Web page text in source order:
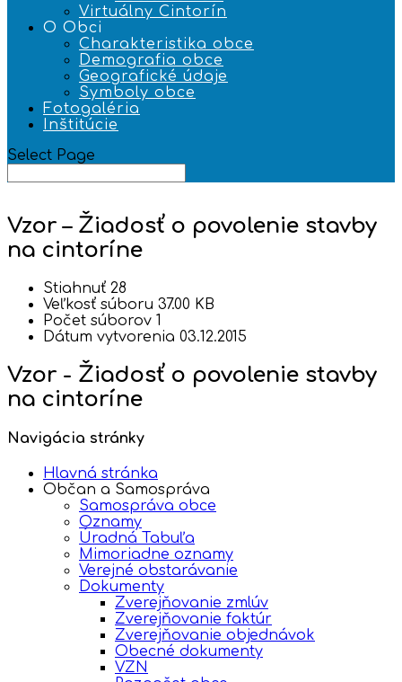
Virtuálny Cintorín
O Obci
Charakteristika obce
Demografia obce
Geografické údaje
Symboly obce
Fotogaléria
Inštitúcie
Select Page
Vzor – Žiadosť o povolenie stavby
na cintoríne
Stiahnuť 28
Veľkosť súboru 37.00 KB
Počet súborov 1
Dátum vytvorenia 03.12.2015
Vzor - Žiadosť o povolenie stavby
na cintoríne
Navigácia stránky
Hlavná stránka
Občan a Samospráva
Samospráva obce
Oznamy
Úradná Tabuľa
Mimoriadne oznamy
Verejné obstarávanie
Dokumenty
Zverejňovanie zmlúv
Zverejňovanie faktúr
Zverejňovanie objednávok
Obecné dokumenty
VZN